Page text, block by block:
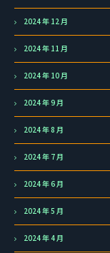
2024 年 12 月
2024 年 11 月
2024 年 10 月
2024 年 9 月
2024 年 8 月
2024 年 7 月
2024 年 6 月
2024 年 5 月
2024 年 4 月